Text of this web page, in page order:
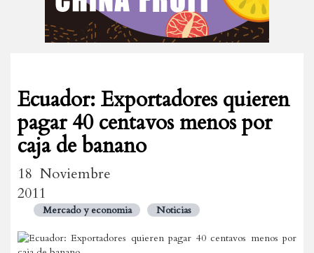
Ecuador: Exportadores quieren
pagar 40 centavos menos por
caja de banano
18 Noviembre
2011
Mercado y economia Noticias